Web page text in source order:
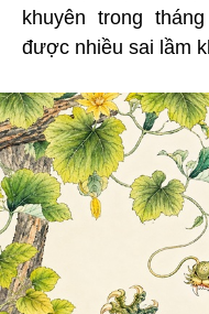
khuyên trong
được nhiều sai lầm